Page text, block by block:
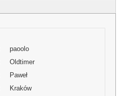
paoolo
Oldtimer
Paweł
Kraków